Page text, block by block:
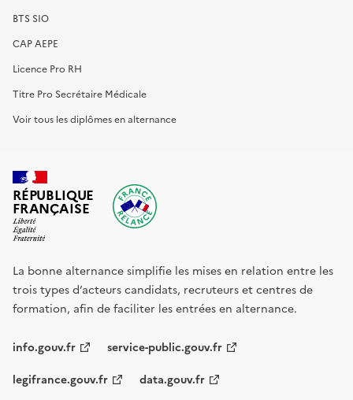
BTS SIO
CAP AEPE
Licence Pro RH
Titre Pro Secrétaire Médicale
Voir tous les diplômes en alternance
RÉPUBLIQUE
FRANÇAISE
La bonne alternance simplifie les mises en relation entre les
trois types d’acteurs candidats, recruteurs et centres de
formation, afin de faciliter les entrées en alternance.
info.gouv.fr service-public.gouv.fr
legifrance.gouv.fr data.gouv.fr